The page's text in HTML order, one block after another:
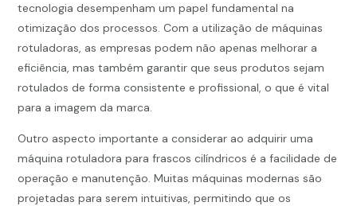
tecnologia desempenham um papel fundamental na
otimização dos processos. Com a utilização de máquinas
rotuladoras, as empresas podem não apenas melhorar a
eficiência, mas também garantir que seus produtos sejam
rotulados de forma consistente e profissional, o que é vital
para a imagem da marca.
Outro aspecto importante a considerar ao adquirir uma
máquina rotuladora para frascos cilíndricos é a facilidade de
operação e manutenção. Muitas máquinas modernas são
projetadas para serem intuitivas, permitindo que os